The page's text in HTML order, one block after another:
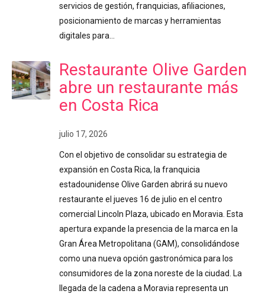
servicios de gestión, franquicias, afiliaciones,
posicionamiento de marcas y herramientas
digitales para…
Restaurante Olive Garden
abre un restaurante más
en Costa Rica
julio 17, 2026
Con el objetivo de consolidar su estrategia de
expansión en Costa Rica, la franquicia
estadounidense Olive Garden abrirá su nuevo
restaurante el jueves 16 de julio en el centro
comercial Lincoln Plaza, ubicado en Moravia. Esta
apertura expande la presencia de la marca en la
Gran Área Metropolitana (GAM), consolidándose
como una nueva opción gastronómica para los
consumidores de la zona noreste de la ciudad. La
llegada de la cadena a Moravia representa un